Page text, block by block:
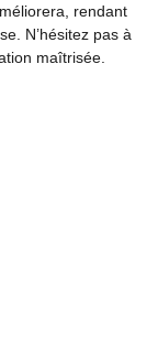
rendant
N’hésitez pas à
maîtrisée.